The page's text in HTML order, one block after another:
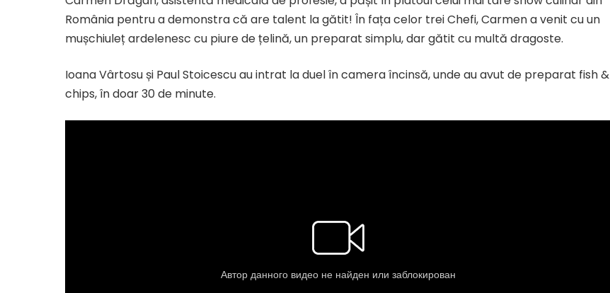
România pentru a demonstra că are talent la gătit! ​În fața celor trei Chefi, Carmen a venit cu un
mușchiuleț ardelenesc cu piure de țelină, un preparat simplu, dar gătit cu multă dragoste.
Ioana Vârtosu și Paul Stoicescu au intrat la duel în camera încinsă, unde au avut de preparat fish &
chips, în doar 30 de minute.